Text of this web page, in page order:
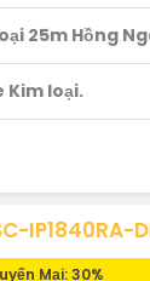
25m Hồng
Kim loại.
IP1840RA-
Mại: 30%